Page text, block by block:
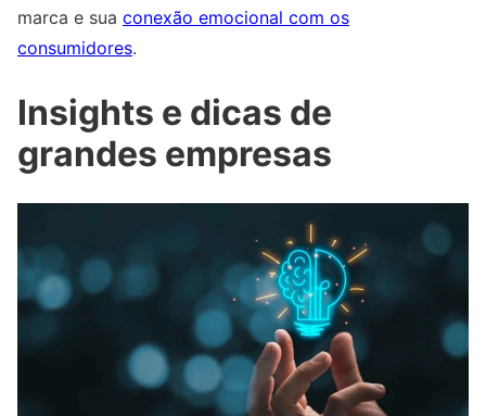
marca e sua conexão emocional com os
consumidores.
Insights e dicas de
grandes empresas